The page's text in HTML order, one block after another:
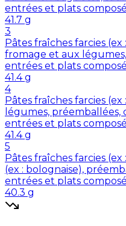
entrées et plats
41.7 g
3
Pâtes fraîches farcies (ex
fromage et aux
entrées et plats
41.4 g
4
Pâtes fraîches farcies
légumes, préemballées,
entrées et plats
41.4 g
5
Pâtes fraîches farcies
(ex : bolognaise),
entrées et plats
40.3 g